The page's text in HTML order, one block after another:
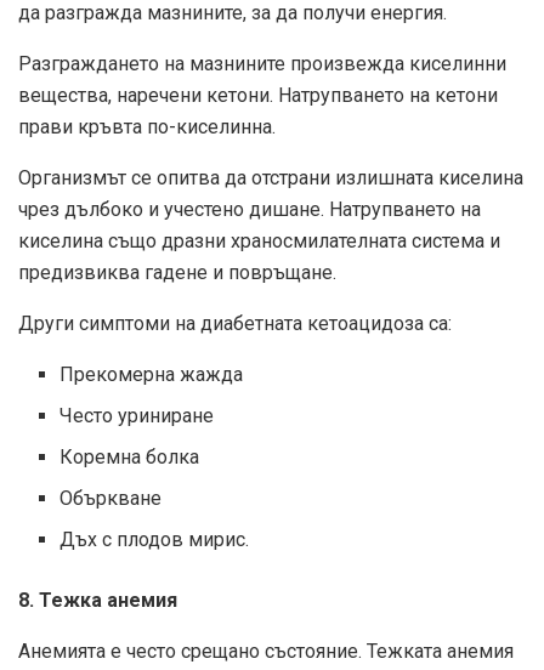
да разгражда мазнините, за да получи енергия.
Разграждането на мазнините произвежда киселинни
вещества, наречени кетони. Натрупването на кетони
прави кръвта по-киселинна.
Организмът се опитва да отстрани излишната киселина
чрез дълбоко и учестено дишане. Натрупването на
киселина също дразни храносмилателната система и
предизвиква гадене и повръщане.
Други симптоми на диабетната кетоацидоза са:
Прекомерна жажда
Често уриниране
Коремна болка
Объркване
Дъх с плодов мирис.
8. Тежка анемия
Анемията е често срещано състояние. Тежката анемия